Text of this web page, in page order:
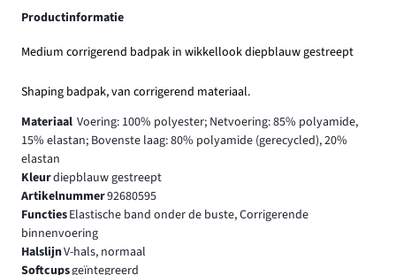
Productinformatie
Medium corrigerend badpak in wikkellook diepblauw gestreept
Shaping badpak, van corrigerend materiaal.
Materiaal Voering: 100% polyester; Netvoering: 85% polyamide,
15% elastan; Bovenste laag: 80% polyamide (gerecycled), 20%
elastan
Kleurdiepblauw gestreept
Artikelnummer92680595
FunctiesElastische band onder de buste, Corrigerende
binnenvoering
HalslijnV-hals, normaal
Softcupsgeïntegreerd